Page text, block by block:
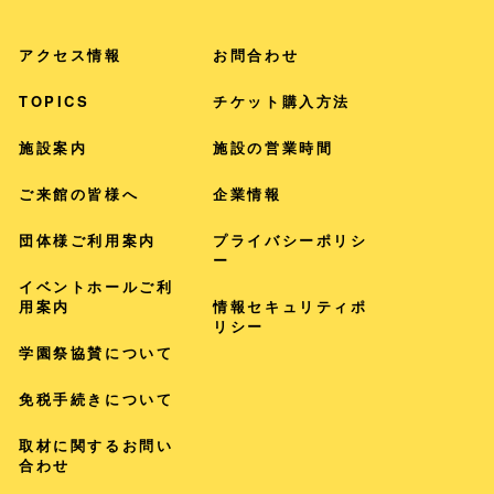
アクセス情報
TOPICS
施設案内
ご来館の皆様へ
団体様ご利用案内
イベントホールご利
用案内
学園祭協賛について
免税手続きについて
取材に関するお問い
合わせ
お問合わせ
チケット購入方法
施設の営業時間
企業情報
プライバシーポリシ
ー
情報セキュリティポ
リシー